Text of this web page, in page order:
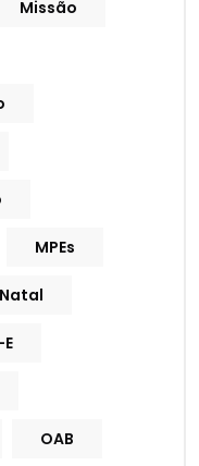
Missão
MPEs
Natal
OAB